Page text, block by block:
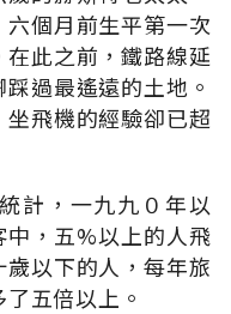
個月前生平第一次
此之前，鐵路線延
過最遙遠的土地。
飛機的經驗卻已超
計，一九九０年以
，五%以上的人飛
以下的人，每年旅
五倍以上。